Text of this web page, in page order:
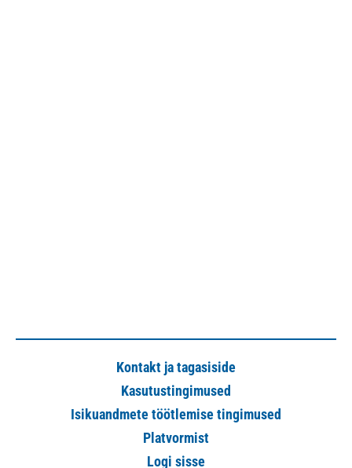
Kontakt ja tagasiside
Kasutustingimused
Isikuandmete töötlemise tingimused
Platvormist
Logi sisse